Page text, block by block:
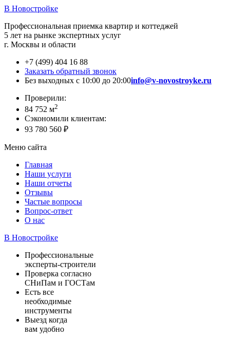
В Новостройке
Профессиональная приемка квартир и коттеджей
5 лет на рынке экспертных услуг
г. Москвы и области
+7 (499) 404 16 88
Заказать обратный звонок
Без выходных с 10:00 до 20:00info@v-novostroyke.ru
Проверили:
84 752 м2
Сэкономили клиентам:
93 780 560 ₽
Меню сайта
Главная
Наши услуги
Наши отчеты
Отзывы
Частые вопросы
Вопрос-ответ
О нас
В Новостройке
Профессиональные
эксперты-строители
Проверка согласно
СНиПам и ГОСТам
Есть все
необходимые
инструменты
Выезд когда
вам удобно